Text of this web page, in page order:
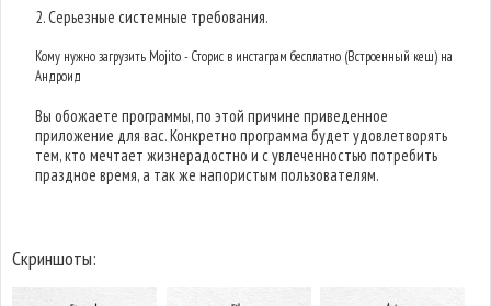
2. Серьезные системные требования.
Кому нужно загрузить Mojito - Сторис в инстаграм бесплатно (Встроенный кеш) на
Андроид
Вы обожаете программы, по этой причине приведенное
приложение для вас. Конкретно программа будет удовлетворять
тем, кто мечтает жизнерадостно и с увлеченностью потребить
праздное время, а так же напористым пользователям.
Скриншоты: